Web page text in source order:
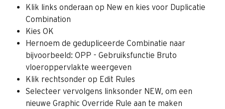
Klik links onderaan op New en kies voor Duplicatie
Combination
Kies OK
Hernoem de gedupliceerde Combinatie naar
bijvoorbeeld: OPP - Gebruiksfunctie Bruto
vloeroppervlakte weergeven
Klik rechtsonder op Edit Rules
Selecteer vervolgens linksonder NEW, om een
nieuwe Graphic Override Rule aan te maken